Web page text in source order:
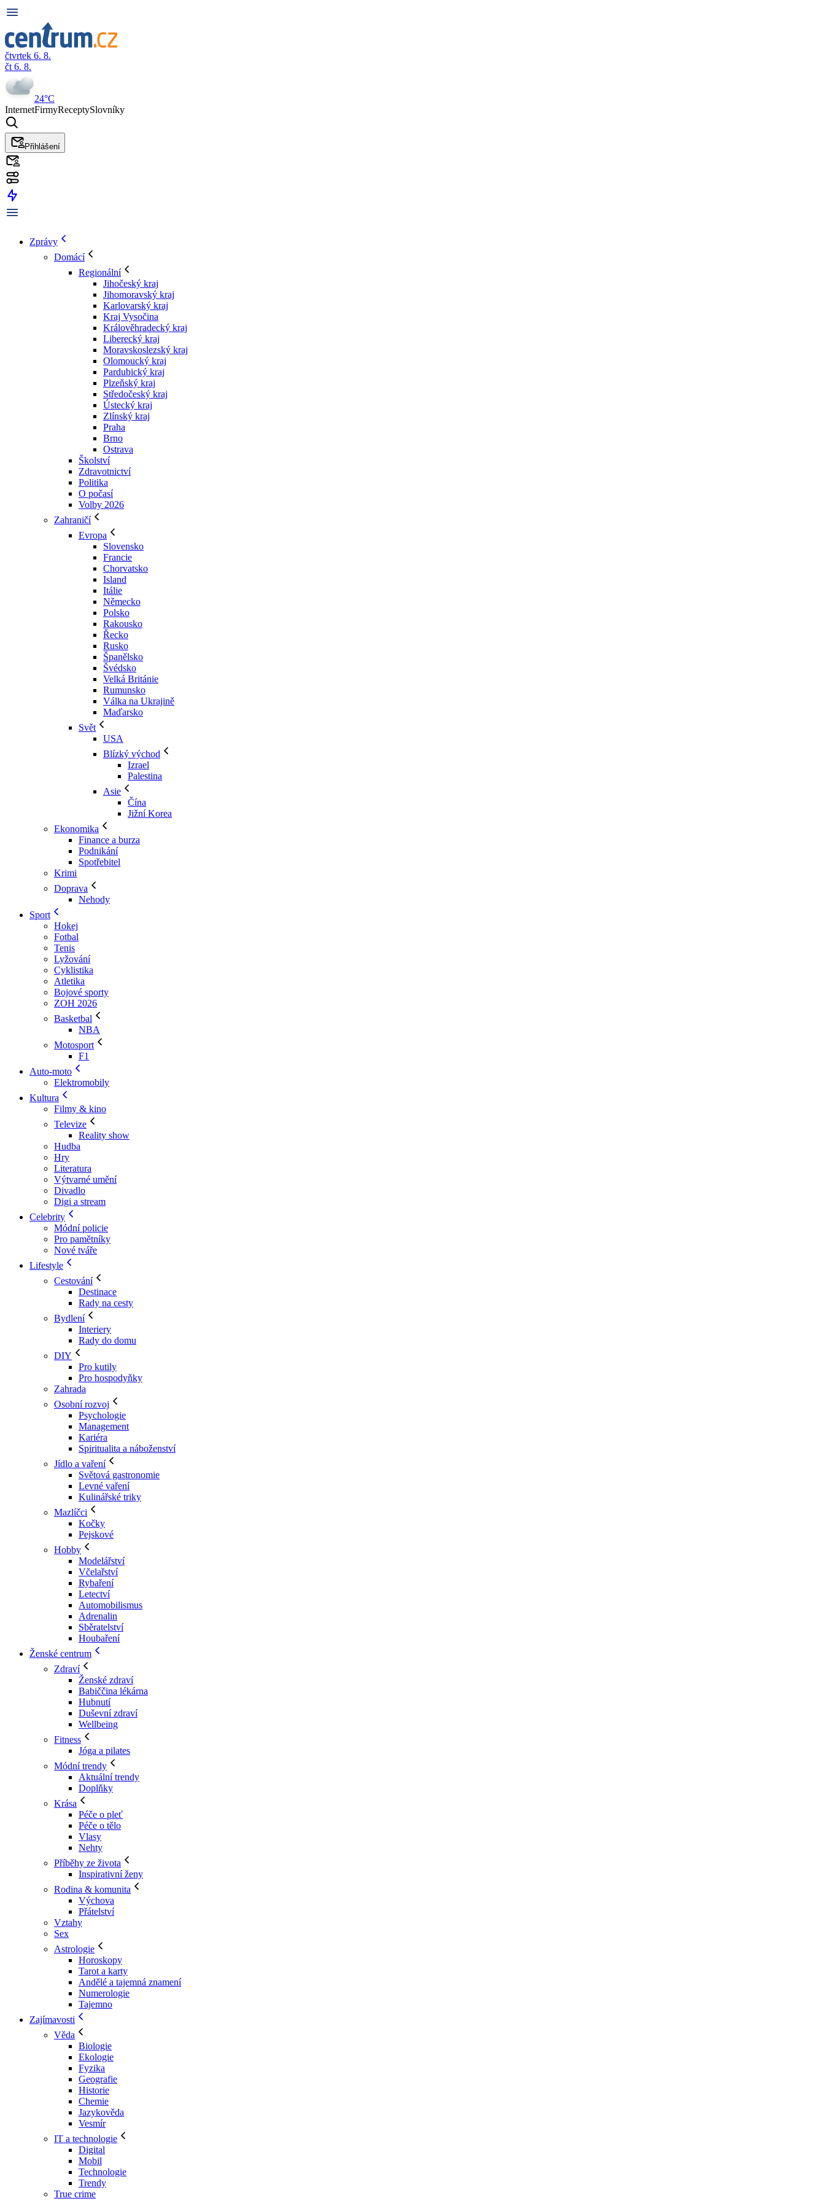
čtvrtek 6. 8.
čt 6. 8.
24°C
InternetFirmyReceptySlovníky
Přihlášení
Zprávy
Domácí
Regionální
Jihočeský kraj
Jihomoravský kraj
Karlovarský kraj
Kraj Vysočina
Králověhradecký kraj
Liberecký kraj
Moravskoslezský kraj
Olomoucký kraj
Pardubický kraj
Plzeňský kraj
Středočeský kraj
Ústecký kraj
Zlínský kraj
Praha
Brno
Ostrava
Školství
Zdravotnictví
Politika
O počasí
Volby 2026
Zahraničí
Evropa
Slovensko
Francie
Chorvatsko
Island
Itálie
Německo
Polsko
Rakousko
Řecko
Rusko
Španělsko
Švédsko
Velká Británie
Rumunsko
Válka na Ukrajině
Maďarsko
Svět
USA
Blízký východ
Izrael
Palestina
Asie
Čína
Jižní Korea
Ekonomika
Finance a burza
Podnikání
Spotřebitel
Krimi
Doprava
Nehody
Sport
Hokej
Fotbal
Tenis
Lyžování
Cyklistika
Atletika
Bojové sporty
ZOH 2026
Basketbal
NBA
Motosport
F1
Auto-moto
Elektromobily
Kultura
Filmy & kino
Televize
Reality show
Hudba
Hry
Literatura
Výtvarné umění
Divadlo
Digi a stream
Celebrity
Módní policie
Pro pamětníky
Nové tváře
Lifestyle
Cestování
Destinace
Rady na cesty
Bydlení
Interiery
Rady do domu
DIY
Pro kutily
Pro hospodyňky
Zahrada
Osobní rozvoj
Psychologie
Management
Kariéra
Spiritualita a náboženství
Jídlo a vaření
Světová gastronomie
Levné vaření
Kulinářské triky
Mazlíčci
Kočky
Pejskové
Hobby
Modelářství
Včelařství
Rybaření
Letectví
Automobilismus
Adrenalin
Sběratelství
Houbaření
Ženské centrum
Zdraví
Ženské zdraví
Babiččina lékárna
Hubnutí
Duševní zdraví
Wellbeing
Fitness
Jóga a pilates
Módní trendy
Aktuální trendy
Doplňky
Krása
Péče o pleť
Péče o tělo
Vlasy
Nehty
Příběhy ze života
Inspirativní ženy
Rodina & komunita
Výchova
Přátelství
Vztahy
Sex
Astrologie
Horoskopy
Tarot a karty
Andělé a tajemná znamení
Numerologie
Tajemno
Zajímavosti
Věda
Biologie
Ekologie
Fyzika
Geografie
Historie
Chemie
Jazykověda
Vesmír
IT a technologie
Digital
Mobil
Technologie
Trendy
True crime